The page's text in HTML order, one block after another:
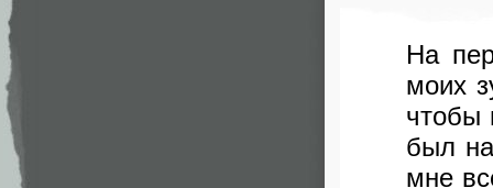
На
моих
чтобы
был
мне